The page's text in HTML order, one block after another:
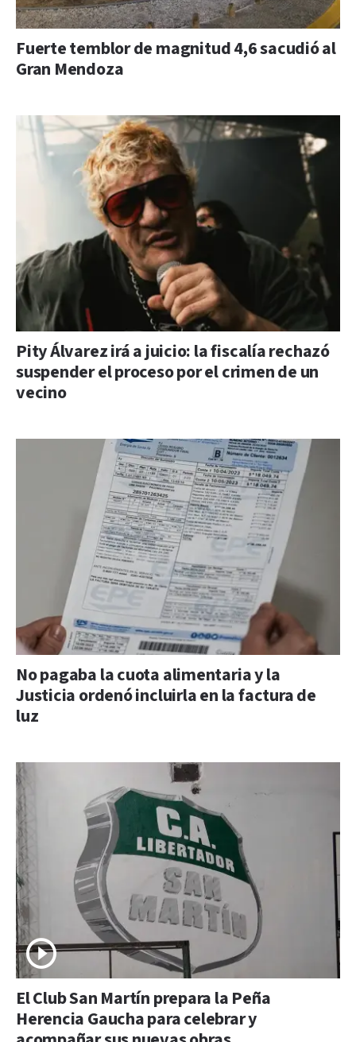
Fuerte temblor de magnitud 4,6 sacudió al
Gran Mendoza
Pity Álvarez irá a juicio: la fiscalía rechazó
suspender el proceso por el crimen de un
vecino
No pagaba la cuota alimentaria y la
Justicia ordenó incluirla en la factura de
luz
El Club San Martín prepara la Peña
Herencia Gaucha para celebrar y